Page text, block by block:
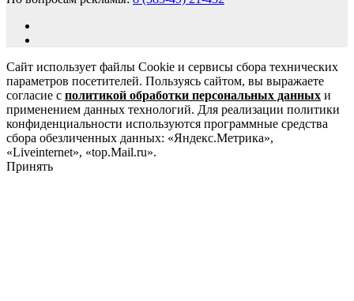
Сайт использует файлы Cookie и сервисы сбора технических
параметров посетителей. Пользуясь сайтом, вы выражаете
согласие с политикой обработки персональных данных и
применением данных технологий. Для реализации политики
конфиденциальности используются программные средства
сбора обезличенных данных: «Яндекс.Метрика»,
«Liveinternet», «top.Mail.ru».
Принять